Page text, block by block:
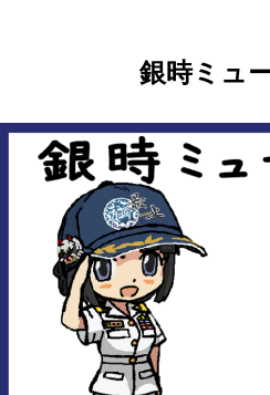
銀時ミュ